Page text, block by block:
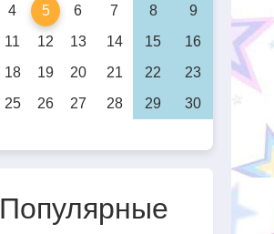
4 5 6 7 8
9
11 12 13 14 15
16
18 19 20 21 22
23
25 26 27 28 29
30
Популярные